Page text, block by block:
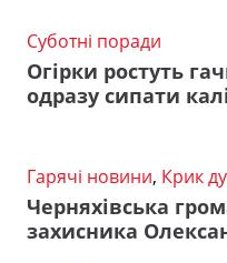
Суботні поради
Огірки ростуть
одразу сипати
Гарячі новини, Крик
Черняхівська
захисника